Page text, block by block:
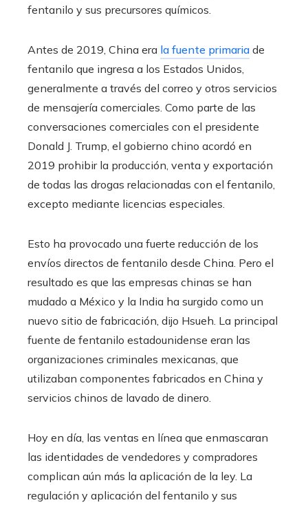
fentanilo y sus precursores químicos.
Antes de 2019, China era la fuente primaria de
fentanilo que ingresa a los Estados Unidos,
generalmente a través del correo y otros servicios
de mensajería comerciales. Como parte de las
conversaciones comerciales con el presidente
Donald J. Trump, el gobierno chino acordó en
2019 prohibir la producción, venta y exportación
de todas las drogas relacionadas con el fentanilo,
excepto mediante licencias especiales.
Esto ha provocado una fuerte reducción de los
envíos directos de fentanilo desde China. Pero el
resultado es que las empresas chinas se han
mudado a México y la India ha surgido como un
nuevo sitio de fabricación, dijo Hsueh. La principal
fuente de fentanilo estadounidense eran las
organizaciones criminales mexicanas, que
utilizaban componentes fabricados en China y
servicios chinos de lavado de dinero.
Hoy en día, las ventas en línea que enmascaran
las identidades de vendedores y compradores
complican aún más la aplicación de la ley. La
regulación y aplicación del fentanilo y sus